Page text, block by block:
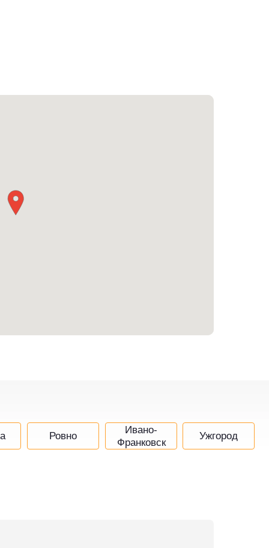
Ровно
Ивано-
Франковск
Ужгород